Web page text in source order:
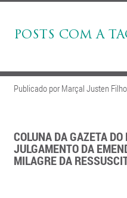
POSTS COM A
Publicado por Marçal Justen
COLUNA DA GAZETA
JULGAMENTO DA
MILAGRE DA